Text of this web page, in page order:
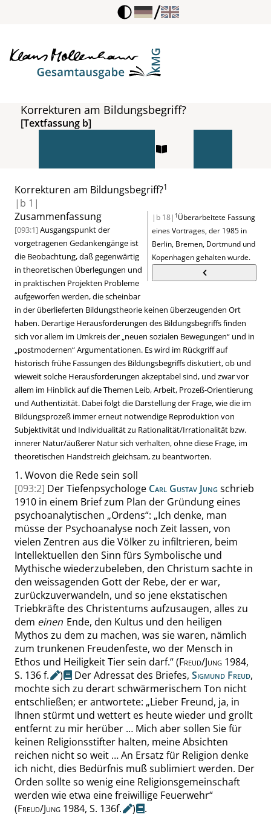
/
Korrekturen am Bildungsbegriff?
[Textfassung b]
Korrekturen am Bildungsbegriff?1
|b 18| 1Überarbeitete Fassung
eines Vortrages, der 1985 in
Berlin, Bremen, Dortmund und
Kopenhagen gehalten wurde.
| b 1|
Zusammenfassung
[093:1]Ausgangspunkt der
vorgetragenen Gedankengänge ist
die Beobachtung, daß gegenwärtig
in theoretischen Überlegungen und
in praktischen Projekten Probleme
aufgeworfen werden, die scheinbar
in der überlieferten Bildungstheorie keinen überzeugenden Ort
haben. Derartige Herausforderungen des Bildungsbegriffs finden
sich vor allem im Umkreis der „neuen sozialen Bewegungen“ und in
„postmodernen“Argumentationen. Es wird im Rückgriff auf
historisch frühe Fassungen des Bildungsbegriffs diskutiert, ob und
wieweit solche Herausforderungen akzeptabel sind, und zwar vor
allem im Hinblick auf die Themen Leib, Arbeit, Prozeß-Orientierung
und Authentizität. Dabei folgt die Darstellung der Frage, wie die im
Bildungsprozeß immer erneut notwendige Reproduktion von
Subjektivität und Individualität zu Rationalität/Irrationalität bzw.
innerer Natur/äußerer Natur sich verhalten, ohne diese Frage, im
theoretischen Handstreich gleichsam, zu beantworten.
1. Wovon die Rede sein soll
[093:2] Der Tiefenpsychologe Carl Gustav Jungschrieb
1910 in einem Brief zum Plan der Gründung eines
psychoanalytischen „Ordens“: „Ich denke, man
müsse der Psychoanalyse noch Zeit lassen, von
vielen Zentren aus die Völker zu infiltrieren, beim
Intellektuellen den Sinn fürs Symbolische und
Mythische wiederzubeleben, den Christum sachte in
den weissagenden Gott der Rebe, der er war,
zurückzuverwandeln, und so jene ekstatischen
Triebkräfte des Christentums aufzusaugen, alles zu
dem einen Ende, den Kultus und den heiligen
Mythos zu dem zu machen, was sie waren, nämlich
zum trunkenen Freudenfeste, wo der Mensch in
Ethos und Heiligkeit Tier sein darf.“(Freud/Jung 1984,
S. 136 f. ) Der Adressat des Briefes,Sigmund Freud,
mochte sich zu derart schwärmerischem Ton nicht
entschließen; er antwortete: „Lieber Freund, ja, in
Ihnen stürmt und wettert es heute wieder und grollt
entfernt zu mir herüber … Mich aber sollen Sie für
keinen Religionsstifter halten, meine Absichten
reichen nicht so weit … An Ersatz für Religion denke
ich nicht, dies Bedürfnis muß sublimiert werden. Der
Orden sollte so wenig eine Religionsgemeinschaft
werden wie etwa eine freiwillige Feuerwehr“
(Freud/Jung 1984, S. 136f. )
.